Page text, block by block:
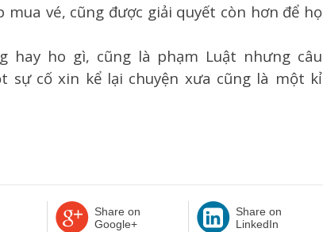
vé, cũng được giải quyết còn hơn để họ
hay ho gì, cũng là phạm Luật nhưng câu
sự cố xin kể lại chuyện xưa cũng là một kỉ
Share on
Google+
Share on
LinkedIn